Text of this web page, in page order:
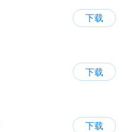
下载
下载
下载